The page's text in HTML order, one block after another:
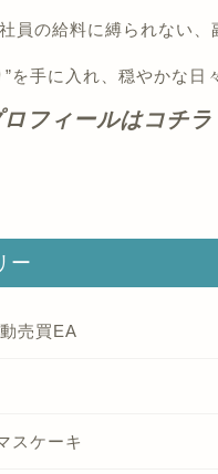
員の給料に縛られない、
”を手に入れ、穏やかな日
フィールはコチラ
ー
売買EA
スケーキ